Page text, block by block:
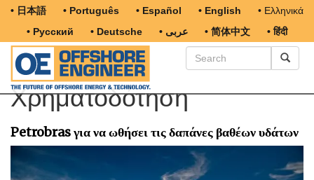
• 日本語 • Português • Español • English
• Ελληνικά
• Русский
• Deutsche • عربى • 简体中文 • हिंदी
Χρηματοδότηση
Petrobras για να ωθήσει τις δαπάνες βαθέων υδάτων